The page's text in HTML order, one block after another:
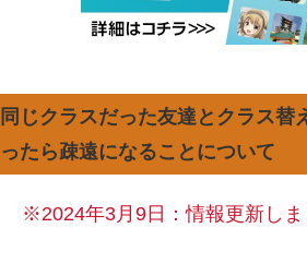
同じクラスだった友達とクラス替
ったら疎遠になることについて
※2024年3月9日：情報更新しま